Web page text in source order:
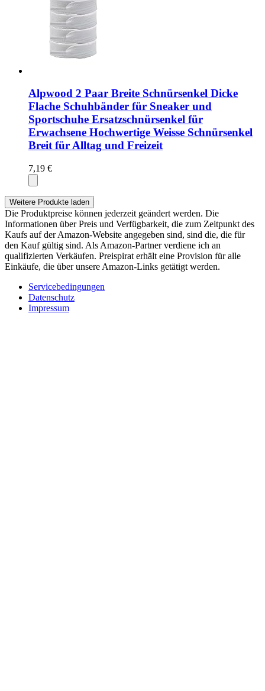
Alpwood 2 Paar Breite Schnürsenkel Dicke
Flache Schuhbänder für Sneaker und
Sportschuhe Ersatzschnürsenkel für
Erwachsene Hochwertige Weisse Schnürsenkel
Breit für Alltag und Freizeit
7,19 €
Weitere Produkte laden
Die Produktpreise können jederzeit geändert werden. Die
Informationen über Preis und Verfügbarkeit, die zum Zeitpunkt des
Kaufs auf der Amazon-Website angegeben sind, sind die, die für
den Kauf gültig sind. Als Amazon-Partner verdiene ich an
qualifizierten Verkäufen. Preispirat erhält eine Provision für alle
Einkäufe, die über unsere Amazon-Links getätigt werden.
Servicebedingungen
Datenschutz
Impressum